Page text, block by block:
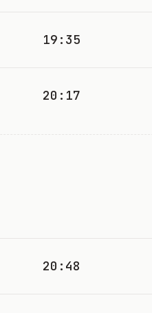
19:35
20:17
20:48